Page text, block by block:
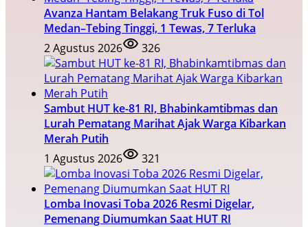
Avanza Hantam Belakang Truk Fuso di Tol
Medan–Tebing Tinggi, 1 Tewas, 7 Terluka
2 Agustus 2026
326
Sambut HUT ke-81 RI, Bhabinkamtibmas dan
Lurah Pematang Marihat Ajak Warga Kibarkan
Merah Putih
1 Agustus 2026
321
Lomba Inovasi Toba 2026 Resmi Digelar,
Pemenang Diumumkan Saat HUT RI